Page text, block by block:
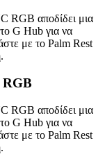
RGB αποδίδει μια
G Hub για να
με το Palm Rest
RGB αποδίδει μια
G Hub για να
με το Palm Rest